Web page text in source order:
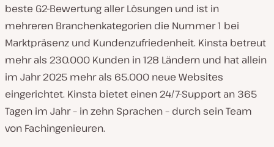
beste G2-Bewertung aller Lösungen und ist in
mehreren Branchenkategorien die Nummer 1 bei
Marktpräsenz und Kundenzufriedenheit. Kinsta betreut
mehr als 230.000 Kunden in 128 Ländern und hat allein
im Jahr 2025 mehr als 65.000 neue Websites
eingerichtet. Kinsta bietet einen 24/7-Support an 365
Tagen im Jahr – in zehn Sprachen – durch sein Team
von Fachingenieuren.